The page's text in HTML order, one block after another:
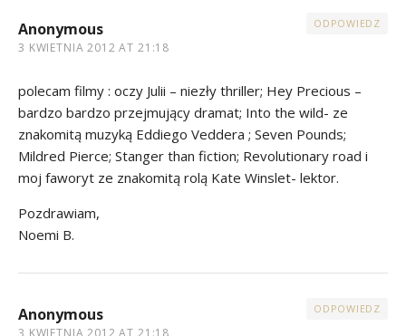
Anonymous
3 KWIETNIA 2012 AT 21:18
ODPOWIEDZ
polecam filmy : oczy Julii – niezły thriller; Hey Precious –
bardzo bardzo przejmujący dramat; Into the wild- ze
znakomitą muzyką Eddiego Veddera ; Seven Pounds;
Mildred Pierce; Stanger than fiction; Revolutionary road i
moj faworyt ze znakomitą rolą Kate Winslet- lektor.
Pozdrawiam,
Noemi B.
Anonymous
3 KWIETNIA 2012 AT 21:18
ODPOWIEDZ